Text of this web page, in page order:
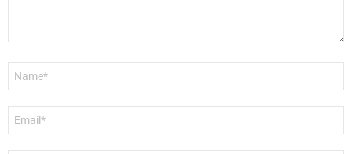
mail
*